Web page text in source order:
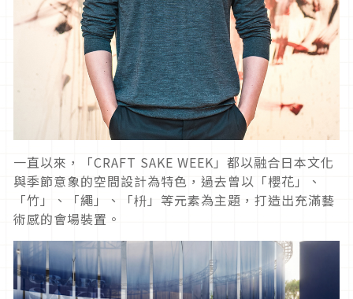
一直以來，「CRAFT SAKE WEEK」都以融合日本文化
與季節意象的空間設計為特色，過去曾以「櫻花」、
「竹」、「繩」、「枡」等元素為主題，打造出充滿藝
術感的會場裝置。